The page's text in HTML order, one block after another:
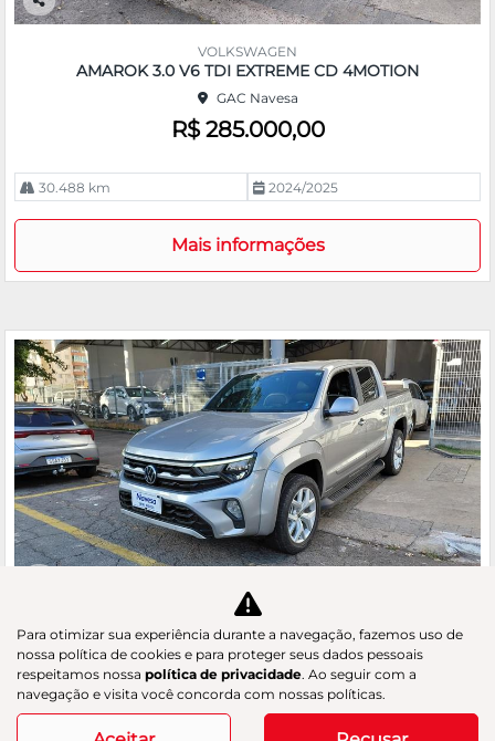
Co
VOLKSWAGEN
AMAROK 3.0 V6 TDI EXTREME CD 4MOTION
GAC Navesa
R$ 285.000,00
30.488 km 2024/2025
Mais informações
pa
rtil
he
VOLKSWAGEN
AMAROK 3.0 V6 TDI HIGHLINE CD 4MOTION
GAC Navesa
R$ 254.900,00
Para otimizar sua experiência durante a navegação, fazemos uso de
nossa política de cookies e para proteger seus dados pessoais
respeitamos nossa política de privacidade. Ao seguir com a
navegação e visita você concorda com nossas políticas.